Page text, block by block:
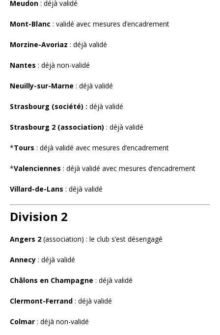
Meudon : déjà validé
Mont-Blanc : validé avec mesures d’encadrement
Morzine-Avoriaz : déjà validé
Nantes : déjà non-validé
Neuilly-sur-Marne : déjà validé
Strasbourg (société) : déjà validé
Strasbourg 2 (association) : déjà validé
*Tours : déjà validé avec mesures d’encadrement
*Valenciennes : déjà validé avec mesures d’encadrement
Villard-de-Lans : déjà validé
Division 2
Angers 2 (association) : le club s’est désengagé
Annecy : déjà validé
Châlons en Champagne : déjà validé
Clermont-Ferrand : déjà validé
Colmar : déjà non-validé